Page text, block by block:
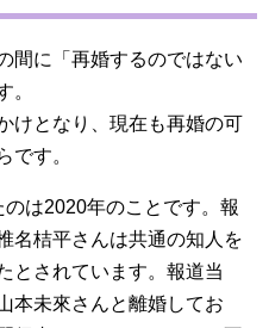
間に「再婚するのではない
。
けとなり、現在も再婚の可
です。
は2020年のことです。報
名桔平さんは共通の知人を
とされています。報道当
本未來さんと離婚してお